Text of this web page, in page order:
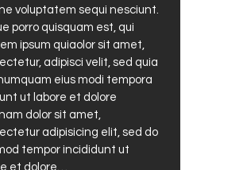
voluptatem sequi nesciunt.
porro quisquam est, qui
ipsum quiaolor sit amet,
adipisci velit, sed quia
eius modi tempora
ut labore et dolore
dolor sit amet,
adipisicing elit, sed do
tempor incididunt ut
et dolore…